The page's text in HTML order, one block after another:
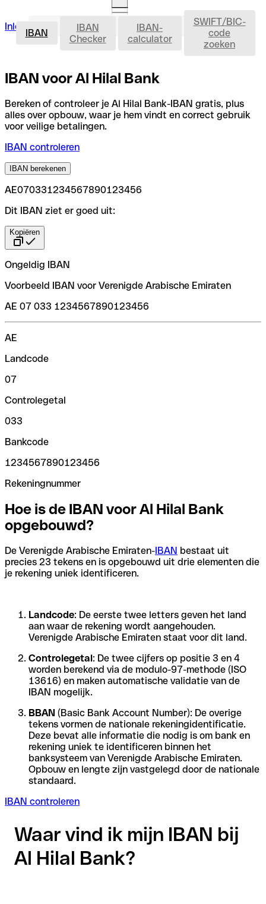
Inloggen Rekening openen IBAN
IBAN
IBAN
Checker
IBAN-
calculator
SWIFT/BIC-
code
zoeken
IBAN voor Al Hilal Bank
Bereken of controleer je Al Hilal Bank-IBAN gratis, plus
alles over opbouw, waar je hem vindt en correct gebruik
voor veilige betalingen.
IBAN controleren
IBAN berekenen
AE070331234567890123456
Dit IBAN ziet er goed uit:
Kopiëren
Ongeldig IBAN
Voorbeeld IBAN voor Verenigde Arabische Emiraten
AE 07 033 1234567890123456
AE
Landcode
07
Controlegetal
033
Bankcode
1234567890123456
Rekeningnummer
Hoe is de IBAN voor Al Hilal Bank
opgebouwd?
De Verenigde Arabische Emiraten-IBAN bestaat uit
precies 23 tekens en is opgebouwd uit drie elementen die
je rekening uniek identificeren.
Landcode: De eerste twee letters geven het land
aan waar de rekening wordt aangehouden.
Verenigde Arabische Emiraten staat voor dit land.
Controlegetal: De twee cijfers op positie 3 en 4
worden berekend via de modulo-97-methode (ISO
13616) en maken automatische validatie van de
IBAN mogelijk.
BBAN (Basic Bank Account Number): De overige
tekens vormen de nationale rekeningidentificatie.
Deze bevat alle informatie die nodig is om bank en
rekening uniek te identificeren binnen het
banksysteem van Verenigde Arabische Emiraten.
Opbouw en lengte zijn vastgelegd door de nationale
standaard.
IBAN controleren
Waar vind ik mijn IBAN bij
Al Hilal Bank?